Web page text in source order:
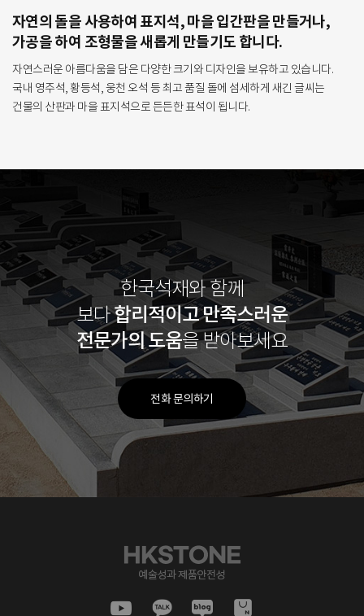
자연의 돌을 사용하여 표지석, 마을 입간판을 만들거나,
가공을 하여 조형물을 새롭게 만들기도 합니다.
자연스러운 아름다움을 담은 다양한 크기와 디자인을 보유하고 있습니다.
국내 영주석, 황등석, 웅천 오석 등 최고 품질 돌에 섬세하게 새긴 글씨는
건물의 산판과 마을 표지석으로 든든한 표석이 됩니다.
한국석재와 함께
보다합리적이고만족스러운
전문가의 도움을 받아보세요
전화 문의하기